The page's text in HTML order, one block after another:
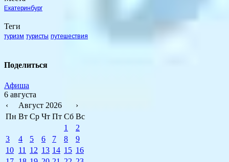
Екатеринбург
Теги
туризм туристы путешествия
Поделиться
Афиша
6 августа
‹
Август 2026
›
Пн Вт Ср Чт Пт Сб Вс
1
2
3
4 5 6 7 8
9
10 11 12 13 14 15 16